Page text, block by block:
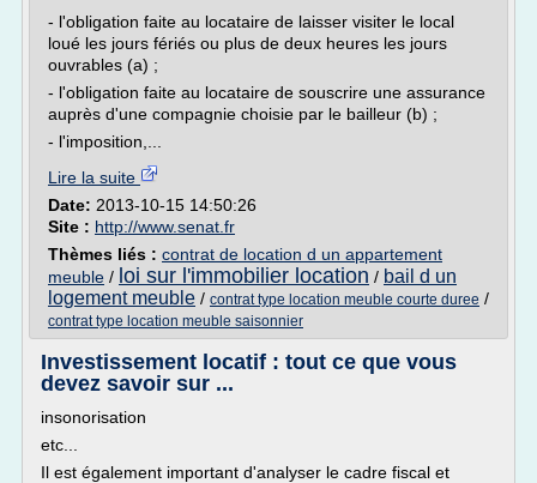
- l'obligation faite au locataire de laisser visiter le local
loué les jours fériés ou plus de deux heures les jours
ouvrables (a) ;
- l'obligation faite au locataire de souscrire une assurance
auprès d'une compagnie choisie par le bailleur (b) ;
- l'imposition,...
Lire la suite
Date: 2013-10-15 14:50:26
Site : http://www.senat.fr
Thèmes liés : contrat de location d un appartement
meuble / loi sur l'immobilier location / bail d un
logement meuble / contrat type location meuble courte duree /
contrat type location meuble saisonnier
Investissement locatif : tout ce que vous
devez savoir sur ...
insonorisation
etc...
Il est également important d'analyser le cadre fiscal et